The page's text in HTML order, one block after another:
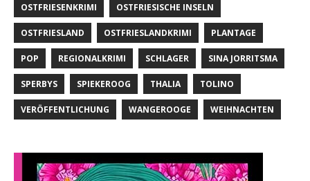
OSTFRIESENKRIMI OSTFRIESISCHE INSELN
OSTFRIESLAND OSTFRIESLANDKRIMI PLANTAGE
POP REGIONALKRIMI SCHLAGER SINA JORRITSMA
SPERBYS SPIEKEROOG THALIA TOLINO
VERÖFFENTLICHUNG WANGEROOGE WEIHNACHTEN